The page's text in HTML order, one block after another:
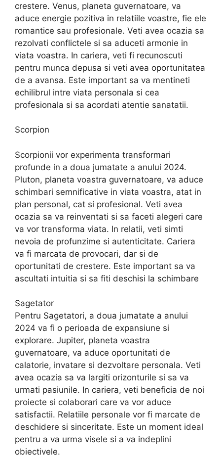
crestere. Venus, planeta guvernatoare, va
aduce energie pozitiva in relatiile voastre, fie ele
romantice sau profesionale. Veti avea ocazia sa
rezolvati conflictele si sa aduceti armonie in
viata voastra. In cariera, veti fi recunoscuti
pentru munca depusa si veti avea oportunitatea
de a avansa. Este important sa va mentineti
echilibrul intre viata personala si cea
profesionala si sa acordati atentie sanatatii.
Scorpion
Scorpionii vor experimenta transformari
profunde in a doua jumatate a anului 2024.
Pluton, planeta voastra guvernatoare, va aduce
schimbari semnificative in viata voastra, atat in
plan personal, cat si profesional. Veti avea
ocazia sa va reinventati si sa faceti alegeri care
va vor transforma viata. In relatii, veti simti
nevoia de profunzime si autenticitate. Cariera
va fi marcata de provocari, dar si de
oportunitati de crestere. Este important sa va
ascultati intuitia si sa fiti deschisi la schimbare
Sagetator
Pentru Sagetatori, a doua jumatate a anului
2024 va fi o perioada de expansiune si
explorare. Jupiter, planeta voastra
guvernatoare, va aduce oportunitati de
calatorie, invatare si dezvoltare personala. Veti
avea ocazia sa va largiti orizonturile si sa va
urmati pasiunile. In cariera, veti beneficia de noi
proiecte si colaborari care va vor aduce
satisfactii. Relatiile personale vor fi marcate de
deschidere si sinceritate. Este un moment ideal
pentru a va urma visele si a va indeplini
obiectivele.